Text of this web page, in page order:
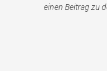
einen Beitrag zu